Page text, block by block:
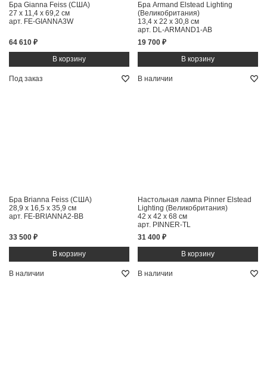
Бра Gianna Feiss (США)
27 x 11,4 x 69,2 см
арт. FE-GIANNA3W
64 610 ₽
Бра Armand Elstead Lighting
(Великобритания)
13,4 x 22 x 30,8 см
арт. DL-ARMAND1-AB
19 700 ₽
Под заказ
Бра Brianna Feiss (США)
28,9 x 16,5 x 35,9 см
арт. FE-BRIANNA2-BB
33 500 ₽
В наличии
Настольная лампа Pinner Elstead
Lighting (Великобритания)
42 x 42 x 68 см
арт. PINNER-TL
31 400 ₽
В наличии В наличии